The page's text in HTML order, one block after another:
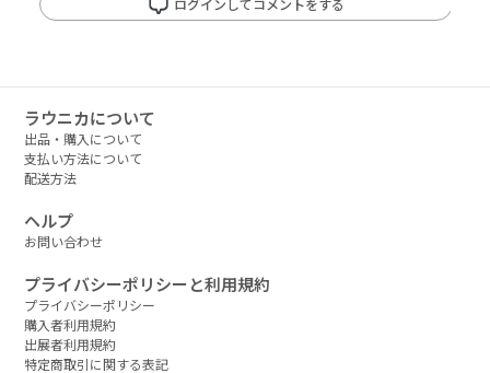
ログインしてコメントをする
ラウニカについて
出品・購入について
支払い方法について
配送方法
ヘルプ
お問い合わせ
プライバシーポリシーと利用規約
プライバシーポリシー
購入者利用規約
出展者利用規約
特定商取引に関する表記